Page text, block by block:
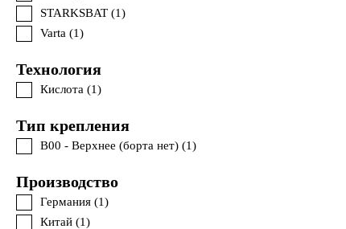
STARKSBAT (1)
Varta (1)
Технология
Кислота (1)
Тип крепления
B00 - Верхнее (борта нет) (1)
Производство
Германия (1)
Китай (1)